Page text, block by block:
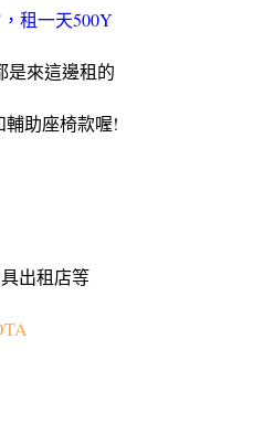
租一天500Y
是來這邊租的
助座椅款喔!
出租店等